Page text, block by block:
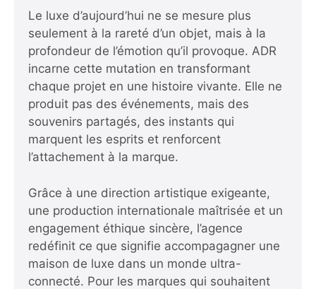
Le luxe d’aujourd’hui ne se mesure plus
seulement à la rareté d’un objet, mais à la
profondeur de l’émotion qu’il provoque. ADR
incarne cette mutation en transformant
chaque projet en une histoire vivante. Elle ne
produit pas des événements, mais des
souvenirs partagés, des instants qui
marquent les esprits et renforcent
l’attachement à la marque.
Grâce à une direction artistique exigeante,
une production internationale maîtrisée et un
engagement éthique sincère, l’agence
redéfinit ce que signifie accompagagner une
maison de luxe dans un monde ultra-
connecté. Pour les marques qui souhaitent